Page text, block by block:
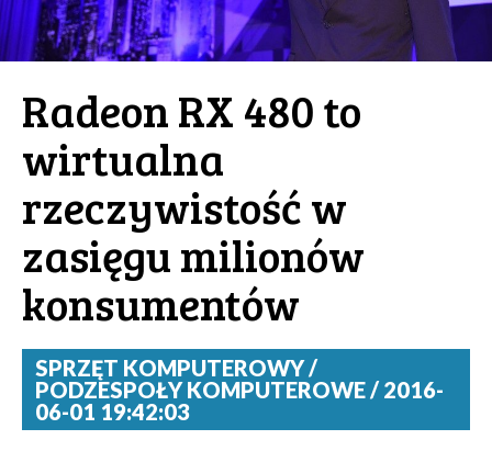
Radeon RX 480 to
wirtualna
rzeczywistość w
zasięgu milionów
konsumentów
SPRZĘT KOMPUTEROWY /
PODZESPOŁY KOMPUTEROWE / 2016-
06-01 19:42:03